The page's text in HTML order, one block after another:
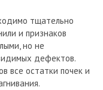
тщательно
и признаков
но не
дефектов.
все остатки почек и